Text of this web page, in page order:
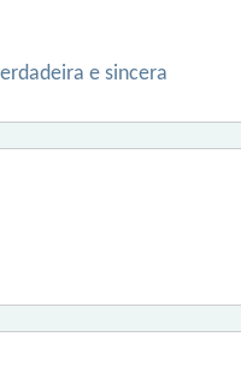
e sincera